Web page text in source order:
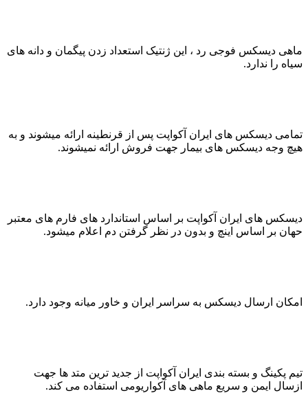
ماهی دیسکس فوجی رد ، این ژنتیک استعداد زدن پیگمان و دانه های
سیاه را ندارد.
تمامی دیسکس های ایران آکواپت پس از قرنطینه ارائه میشوند و به
هیچ وجه دیسکس های بیمار جهت فروش ارائه نمیشوند.
دیسکس های ایران آکواپت بر اساس استاندارد های فارم های معتبر
حهان بر اساس اینچ و بدون در نظر گرفتن دم اعلام میشود.
امکان ارسال دیسکس به سراسر ایران و خاور میانه وجود دارد.
تیم پکینگ و بسته بندی ایران آکواپت از جدید ترین متد ها جهت
ازسال ایمن و سریع ماهی های آکواریومی استفاده می کند.